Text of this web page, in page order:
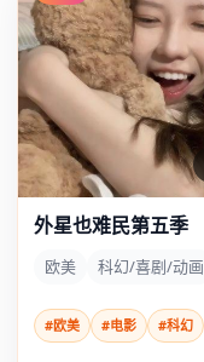
外星也难民第五季
欧美 科幻/喜剧/动画
#欧美 #电影 #科幻